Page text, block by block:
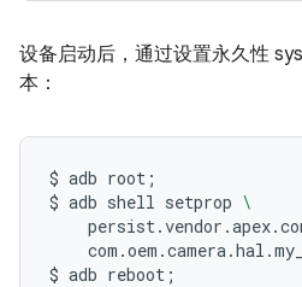
设备启动后，通过设置永久性
本：
$ adb root ;
$ adb shell setprop \
$ adb reboot ;